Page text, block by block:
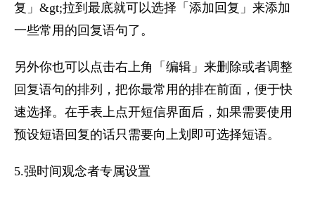
复」&gt;拉到最底就可以选择「添加回复」来添加
一些常用的回复语句了。
另外你也可以点击右上角「编辑」来删除或者调整
回复语句的排列，把你最常用的排在前面，便于快
速选择。在手表上点开短信界面后，如果需要使用
预设短语回复的话只需要向上划即可选择短语。
5.强时间观念者专属设置